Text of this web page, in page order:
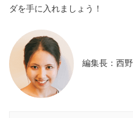
ダを手に入れましょう！
編集長：西野